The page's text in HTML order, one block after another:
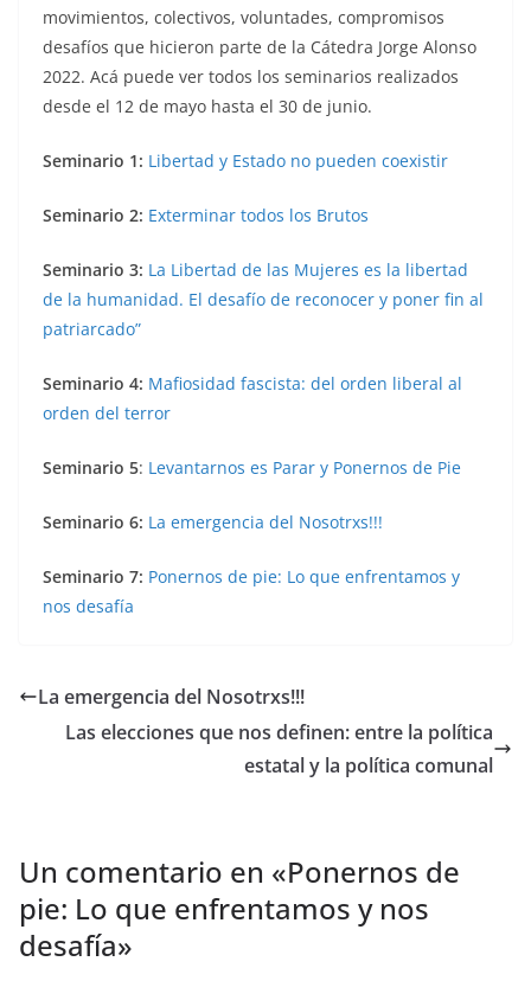
movimientos, colectivos, voluntades, compromisos
desafíos que hicieron parte de la Cátedra Jorge Alonso
2022. Acá puede ver todos los seminarios realizados
desde el 12 de mayo hasta el 30 de junio.
Seminario 1: Libertad y Estado no pueden coexistir
Seminario 2: Exterminar todos los Brutos
Seminario 3: La Libertad de las Mujeres es la libertad
de la humanidad. El desafío de reconocer y poner fin al
patriarcado”
Seminario 4: Mafiosidad fascista: del orden liberal al
orden del terror
Seminario 5: Levantarnos es Parar y Ponernos de Pie
Seminario 6: La emergencia del Nosotrxs!!!
Seminario 7: Ponernos de pie: Lo que enfrentamos y
nos desafía
La emergencia del Nosotrxs!!!
Las elecciones que nos definen: entre la política
estatal y la política comunal
Un comentario en «Ponernos de
pie: Lo que enfrentamos y nos
desafía»